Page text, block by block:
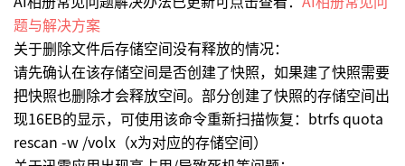
题与解决方案
关于删除文件后存储空间没有释放的情况：
请先确认在该存储空间是否创建了快照，如果建了快照需要
把快照也删除才会释放空间。部分创建了快照的存储空间出
现16EB的显示，可使用该命令重新扫描恢复：btrfs quota
rescan -w /volx（x为对应的存储空间）